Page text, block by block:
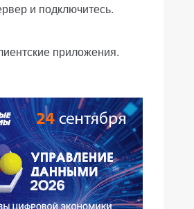
и подключитесь.
приложения.